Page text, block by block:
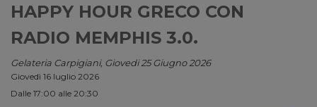
HAPPY HOUR GRECO CON
RADIO MEMPHIS 3.0.
Gelateria Carpigiani, Giovedi 25 Giugno 2026
Giovedì 16 luglio 2026
Dalle 17:00 alle 20:30